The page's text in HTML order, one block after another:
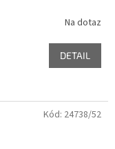
Na dotaz
DETAIL
Kód: 24738/52